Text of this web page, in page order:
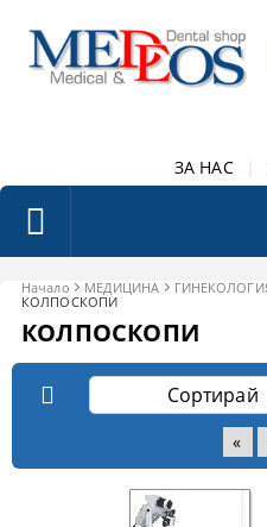
ЗА НАС
Начало МЕДИЦИНА
КОЛПОСКОПИ
КОЛПОСКОПИ
«